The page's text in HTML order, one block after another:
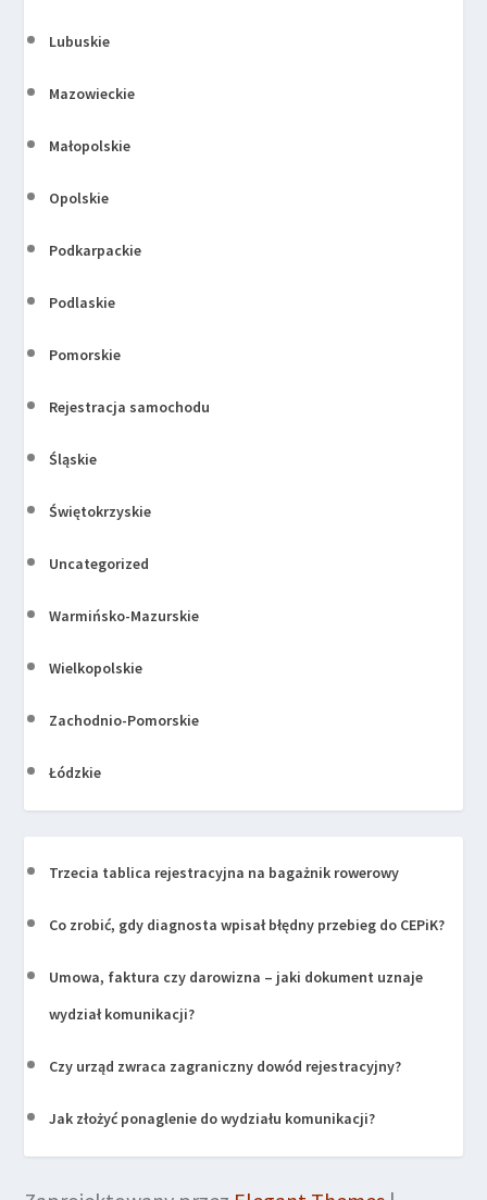
Lubuskie
Mazowieckie
Małopolskie
Opolskie
Podkarpackie
Podlaskie
Pomorskie
Rejestracja samochodu
Śląskie
Świętokrzyskie
Uncategorized
Warmińsko-Mazurskie
Wielkopolskie
Zachodnio-Pomorskie
Łódzkie
Trzecia tablica rejestracyjna na bagażnik rowerowy
Co zrobić, gdy diagnosta wpisał błędny przebieg do CEPiK?
Umowa, faktura czy darowizna – jaki dokument uznaje
wydział komunikacji?
Czy urząd zwraca zagraniczny dowód rejestracyjny?
Jak złożyć ponaglenie do wydziału komunikacji?